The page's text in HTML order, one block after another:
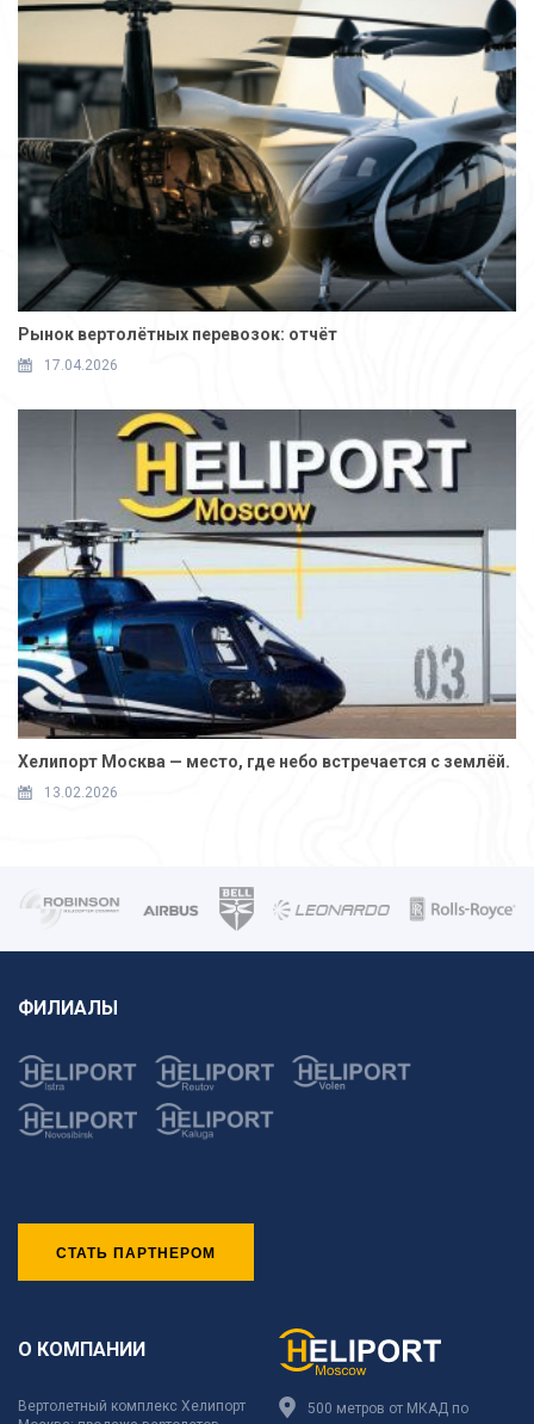
Рынок вертолётных перевозок: отчёт
17.04.2026
Хелипорт Москва — место, где небо встречается с землёй.
13.02.2026
ФИЛИАЛЫ
СТАТЬ ПАРТНЕРОМ
О КОМПАНИИ
Вертолетный комплекс Хелипорт
500 метров от МКАД по